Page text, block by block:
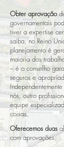
Obter aprovação
governamentais
tiver a expertise
saiba, no Reino
planejamento é
maioria dos
– é o conselho
seguros e
nós, outro
equipe
coisas.
Oferecemos duas
com aprovações: